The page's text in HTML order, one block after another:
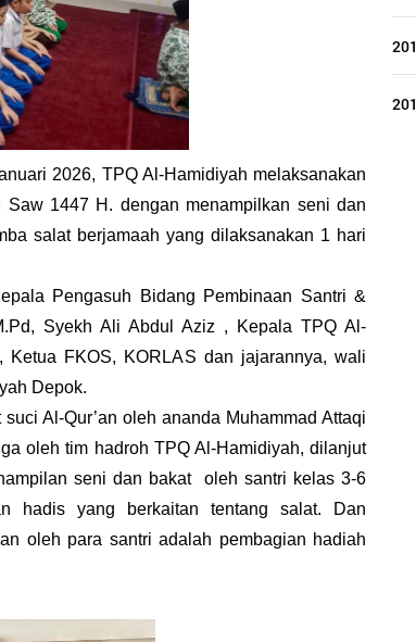
2026, TPQ Al-Hamidiyah melaksanakan
Saw 1447 H. dengan menampilkan seni dan
salat berjamaah yang dilaksanakan 1 hari
Pengasuh Bidang Pembinaan Santri &
Syekh Ali Abdul Aziz , Kepala TPQ Al-
Ketua FKOS, KORLAS dan jajarannya, wali
Depok.
Al-Qur’an oleh ananda Muhammad Attaqi
oleh tim hadroh TPQ Al-Hamidiyah, dilanjut
seni dan bakat  oleh santri kelas 3-6
hadis yang berkaitan tentang salat. Dan
oleh para santri adalah pembagian hadiah